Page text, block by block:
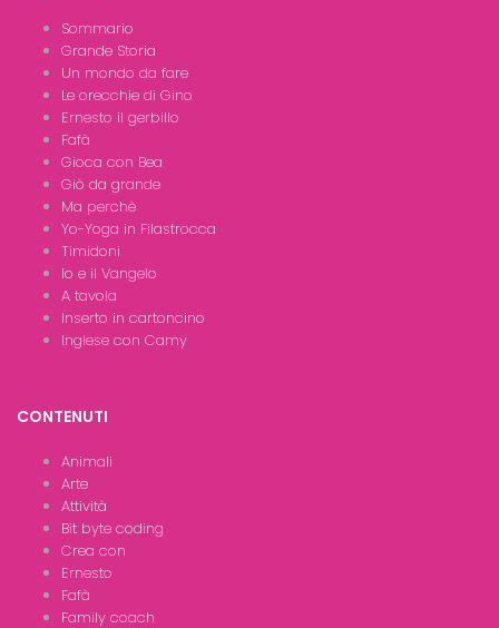
Sommario
Grande Storia
Un mondo da fare
Le orecchie di Gino
Ernesto il gerbillo
Fafà
Gioca con Bea
Giò da grande
Ma perchè
Yo-Yoga in Filastrocca
Timidoni
Io e il Vangelo
A tavola
Inserto in cartoncino
Inglese con Camy
CONTENUTI
Animali
Arte
Attività
Bit byte coding
Crea con
Ernesto
Fafà
Family coach